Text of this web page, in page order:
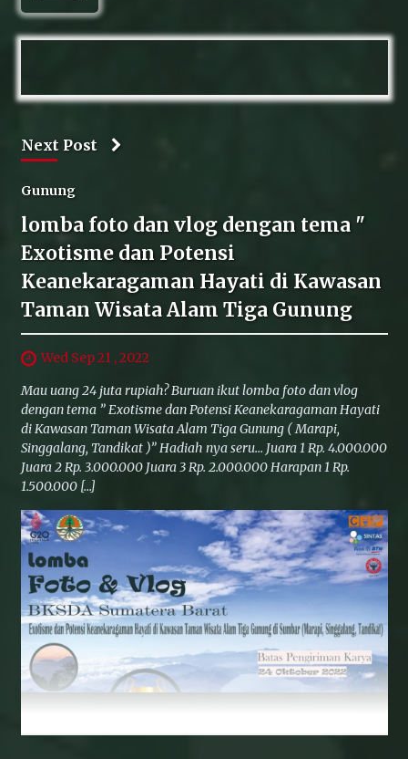
Next Post
Gunung
lomba foto dan vlog dengan tema "
Exotisme dan Potensi
Keanekaragaman Hayati di Kawasan
Taman Wisata Alam Tiga Gunung
Wed Sep 21 , 2022
Mau uang 24 juta rupiah? Buruan ikut lomba foto dan vlog
dengan tema ” Exotisme dan Potensi Keanekaragaman Hayati
di Kawasan Taman Wisata Alam Tiga Gunung ( Marapi,
Singgalang, Tandikat )” Hadiah nya seru… Juara 1 Rp. 4.000.000
Juara 2 Rp. 3.000.000 Juara 3 Rp. 2.000.000 Harapan 1 Rp.
1.500.000 […]